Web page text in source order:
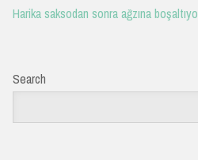
Harika saksodan sonra ağzına
Search